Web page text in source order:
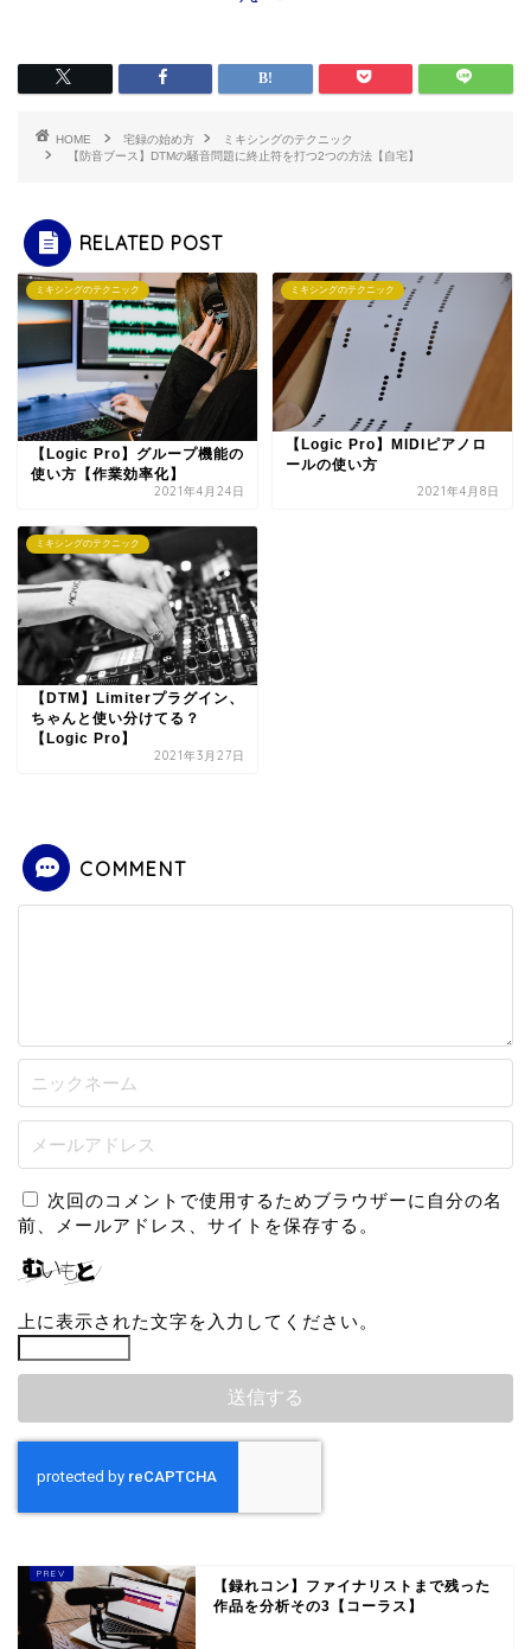
HOME 宅録の始め方
ミキシングのテクニック
【防音ブース】DTMの騒音問題に終止符を打つ2つの方法【自宅】
RELATED POST
ミキシングのテクニック
【Logic Pro】グループ機能の
使い方【作業効率化】
2021年4月24日
ミキシングのテクニック
【Logic Pro】MIDIピアノロ
ールの使い方
2021年4月8日
ミキシングのテクニック
【DTM】Limiterプラグイン、
ちゃんと使い分けてる？
【Logic Pro】
2021年3月27日
COMMENT
次回のコメントで使用するためブラウザーに自分の名
前、メールアドレス、サイトを保存する。
上に表示された文字を入力してください。
【録れコン】ファイナリストまで残った
作品を分析その3【コーラス】